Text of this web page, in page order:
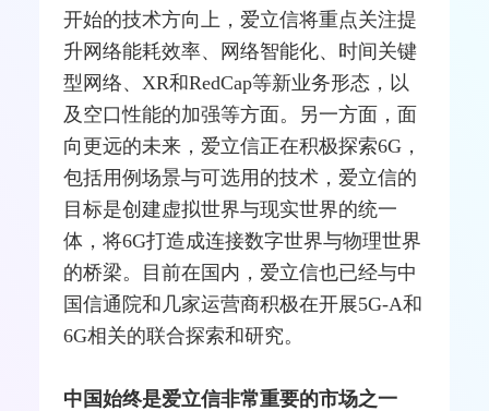
开始的技术方向上，爱立信将重点关注提
升网络能耗效率、网络智能化、时间关键
型网络、XR和RedCap等新业务形态，以
及空口性能的加强等方面。另一方面，面
向更远的未来，爱立信正在积极探索6G，
包括用例场景与可选用的技术，爱立信的
目标是创建虚拟世界与现实世界的统一
体，将6G打造成连接数字世界与物理世界
的桥梁。目前在国内，爱立信也已经与中
国信通院和几家运营商积极在开展5G-A和
6G相关的联合探索和研究。
中国始终是爱立信非常重要的市场之一